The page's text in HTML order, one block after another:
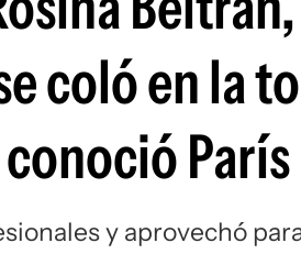
coló en la
París
y aprovechó